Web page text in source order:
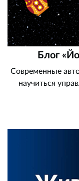
Блог
Современные
научиться